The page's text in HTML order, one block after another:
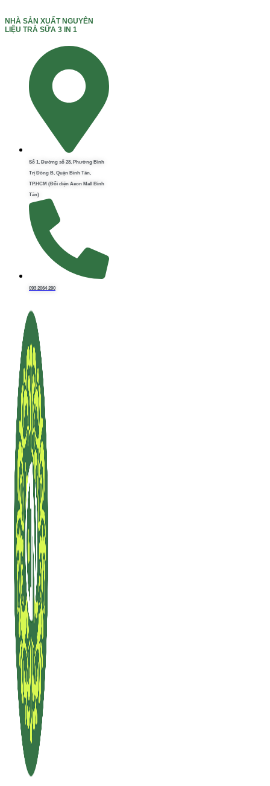
NHÀ SẢN XUẤT NGUYÊN
LIỆU TRÀ SỮA 3 IN 1
Số 1, Đường số 28, Phường Bình
Trị Đông B, Quận Bình Tân,
TP.HCM (Đối diện Aeon Mall Bình
Tân)
093 2064 290